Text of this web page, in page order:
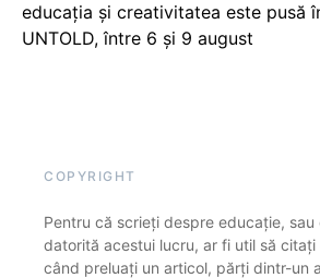
educația și creativitatea este pusă
UNTOLD, între 6 și 9 august
COPYRIGHT
Pentru că scrieți despre educație,
datorită acestui lucru, ar fi util să
când preluați un articol, părți dintr-un